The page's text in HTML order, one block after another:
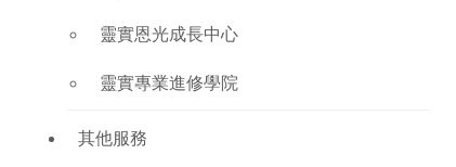
靈實恩光成長中心
靈實專業進修學院
其他服務